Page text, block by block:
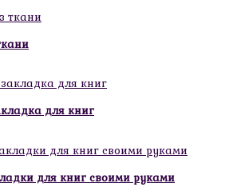
для книг
для книг своими руками